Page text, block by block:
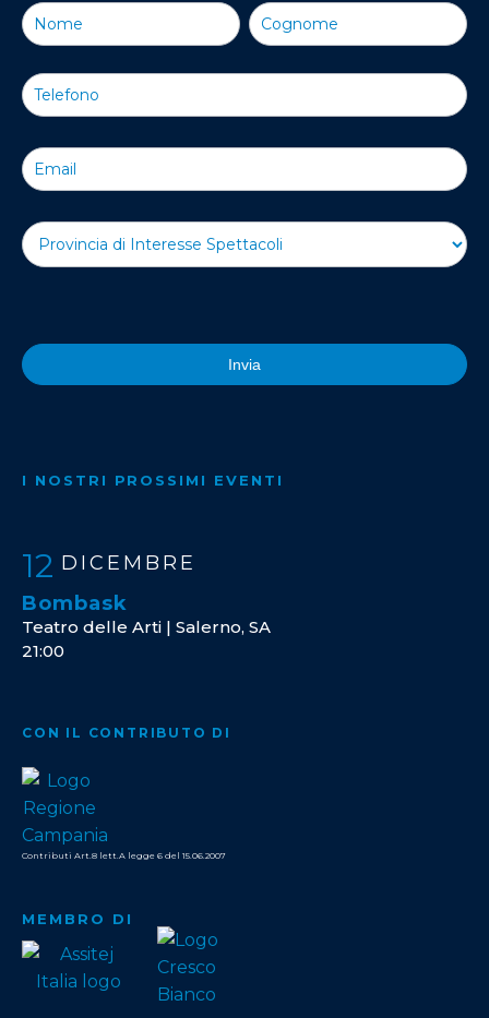
Iscriviti alla
Invia
I NOSTRI PROSSIMI EVENTI
12 DICEMBRE
Bombask
Teatro delle Arti | Salerno, SA
21:00
CON IL CONTRIBUTO DI
Contributi Art.8 lett.A legge 6 del 15.06.2007
MEMBRO DI